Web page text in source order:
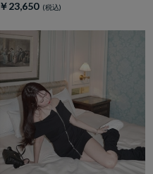
￥23,650